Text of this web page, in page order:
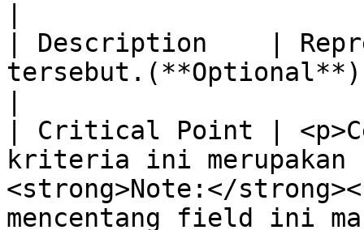
| Description    |
tersebut.(**Optional**)
| Critical Point |
kriteria ini
<strong>Note:</
mencentang field ini